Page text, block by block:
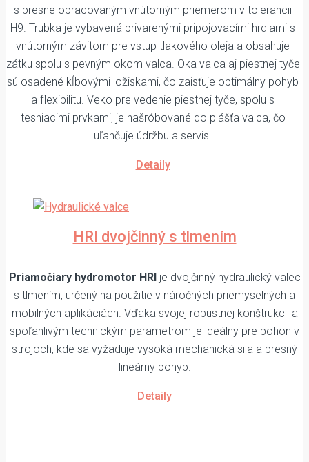
s presne opracovaným vnútorným priemerom v tolerancii
H9. Trubka je vybavená privarenými pripojovacími hrdlami s
vnútorným závitom pre vstup tlakového oleja a obsahuje
zátku spolu s pevným okom valca. Oka valca aj piestnej tyče
sú osadené kĺbovými ložiskami, čo zaisťuje optimálny pohyb
a flexibilitu. Veko pre vedenie piestnej tyče, spolu s
tesniacimi prvkami, je našróbované do plášťa valca, čo
uľahčuje údržbu a servis.
Detaily
HRI dvojčinný s tlmením
Priamočiary hydromotor HRIje dvojčinný hydraulický valec
s tlmením, určený na použitie v náročných priemyselných a
mobilných aplikáciách. Vďaka svojej robustnej konštrukcii a
spoľahlivým technickým parametrom je ideálny pre pohon v
strojoch, kde sa vyžaduje vysoká mechanická sila a presný
lineárny pohyb.
Detaily